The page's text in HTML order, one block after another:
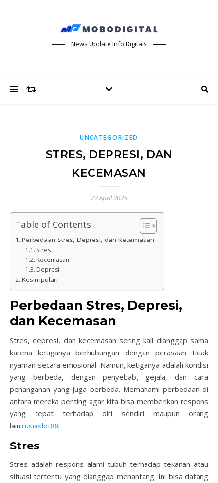
News Update Info Digitals
UNCATEGORIZED
STRES, DEPRESI, DAN
KECEMASAN
22 April 2025
Table of Contents
Perbedaan Stres, Depresi, dan Kecemasan
Stres
Kecemasan
Depresi
Kesimpulan
Perbedaan Stres, Depresi,
dan Kecemasan
Stres, depresi, dan kecemasan sering kali dianggap sama
karena ketiganya berhubungan dengan perasaan tidak
nyaman secara emosional. Namun, ketiganya adalah kondisi
yang berbeda, dengan penyebab, gejala, dan cara
penanganan yang juga berbeda. Memahami perbedaan di
antara mereka penting agar kita bisa memberikan respons
yang tepat terhadap diri sendiri maupun orang
lain.rusiaslot88
Stres
Stres adalah respons alami tubuh terhadap tekanan atau
situasi tertentu yang dianggap menantang. Ini bisa datang